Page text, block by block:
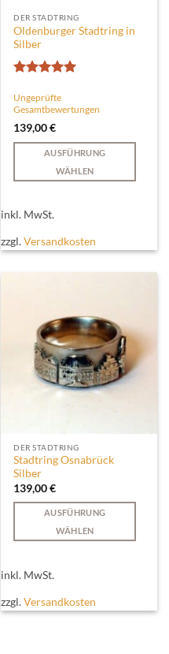
DER STADTRING
Oldenburger Stadtring in
Silber
mit5von
5
Ungeprüfte
Gesamtbewertungen
139,00€
AUSFÜHRUNG
WÄHLEN
weist
mehrere
Varianten
auf.
können
Produktseite
gewählt
inkl. MwSt.
zzgl.Versandkosten
DER STADTRING
Stadtring Osnabrück
Silber
139,00€
AUSFÜHRUNG
WÄHLEN
weist
mehrere
Varianten
inkl. MwSt.
zzgl.Versandkosten